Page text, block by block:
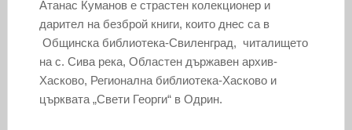
Атанас Куманов е страстен колекционер и
дарител на безброй книги, които днес са в
Общинска библиотека-Свиленград, читалището
на с. Сива река, Областен държавен архив-
Хасково, Регионална библиотека-Хасково и
църквата „Свети Георги“ в Одрин.